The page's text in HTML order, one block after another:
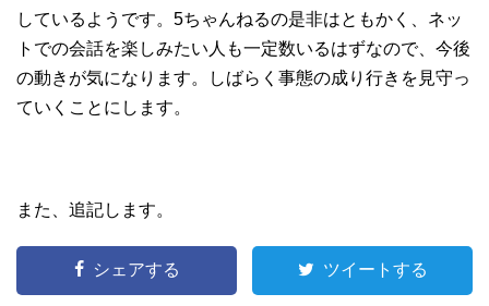
しているようです。5ちゃんねるの是非はともかく、ネッ
トでの会話を楽しみたい人も一定数いるはずなので、今後
の動きが気になります。しばらく事態の成り行きを見守っ
ていくことにします。
また、追記します。
シェアする ツイートする